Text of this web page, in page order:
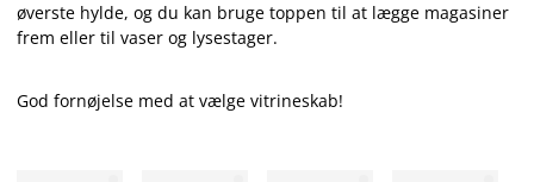
øverste hylde, og du kan bruge toppen til at lægge magasiner
frem eller til vaser og lysestager.
God fornøjelse med at vælge vitrineskab!